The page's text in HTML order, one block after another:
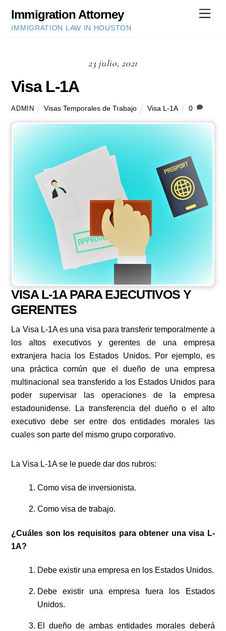
content
Immigration Attorney
IMMIGRATION LAW IN HOUSTON
23 julio, 2021
Visa L-1A
ADMIN Visas Temporales de Trabajo Visa L-1A 0
VISA L-1A PARA EJECUTIVOS Y
GERENTES
La Visa L-1A es una visa para transferir temporalmente a
los altos executivos y gerentes de una empresa
extranjera hacia los Estados Unidos. Por ejemplo, es
una práctica común que el dueño de una empresa
multinacional sea transferido a los Estados Unidos para
poder supervisar las operaciones de la empresa
estadounidense. La transferencia del dueño o el alto
executivo debe ser entre dos entidades morales las
cuales son parte del mismo grupo corporativo.
La Visa L-1A se le puede dar dos rubros:
Como visa de inversionista.
Como visa de trabajo.
¿Cuáles son los requisitos para obtener una visa L-
1A?
Debe existir una empresa en los Estados Unidos.
Debe existir una empresa fuera los Estados
Unidos.
El dueño de ambas entidades morales deberá